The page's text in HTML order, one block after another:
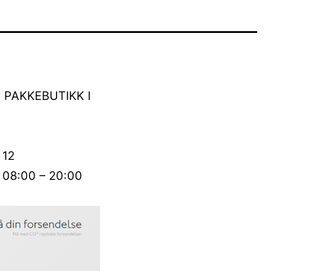
I
08:00 – 20:00